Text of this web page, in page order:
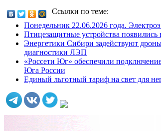
Ссылки по теме:
Понедельник 22.06.2026 года.
Птицезащитные устройства
Энергетики Сибири задействуют
диагностики ЛЭП
«Россети Юг» обеспечили
Юга России
Единый льготный тариф на свет для